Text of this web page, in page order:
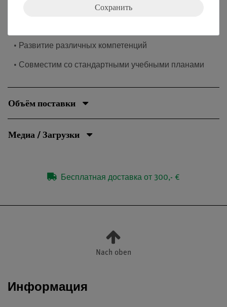
• Развитие различных компетенций
• Совместим со стандартными учебными планами
Объём поставки
Медиа / Загрузки
Бесплатная доставка от 300,- €
Nach oben
Информация
Сохранить